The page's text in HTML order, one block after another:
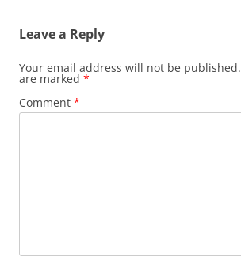
Leave a Reply
Your email address will not be published.
are marked *
Comment *